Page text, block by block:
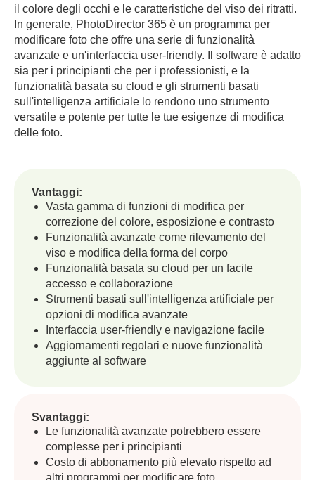
il colore degli occhi e le caratteristiche del viso dei ritratti.
In generale, PhotoDirector 365 è un programma per
modificare foto che offre una serie di funzionalità
avanzate e un'interfaccia user-friendly. Il software è adatto
sia per i principianti che per i professionisti, e la
funzionalità basata su cloud e gli strumenti basati
sull'intelligenza artificiale lo rendono uno strumento
versatile e potente per tutte le tue esigenze di modifica
delle foto.
Vantaggi:
Vasta gamma di funzioni di modifica per
correzione del colore, esposizione e contrasto
Funzionalità avanzate come rilevamento del
viso e modifica della forma del corpo
Funzionalità basata su cloud per un facile
accesso e collaborazione
Strumenti basati sull'intelligenza artificiale per
opzioni di modifica avanzate
Interfaccia user-friendly e navigazione facile
Aggiornamenti regolari e nuove funzionalità
aggiunte al software
Svantaggi:
Le funzionalità avanzate potrebbero essere
complesse per i principianti
Costo di abbonamento più elevato rispetto ad
altri programmi per modificare foto